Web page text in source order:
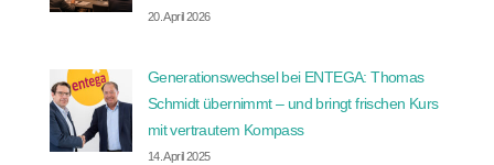
20. April 2026
Generationswechsel bei ENTEGA: Thomas
Schmidt übernimmt – und bringt frischen Kurs
mit vertrautem Kompass
14. April 2025